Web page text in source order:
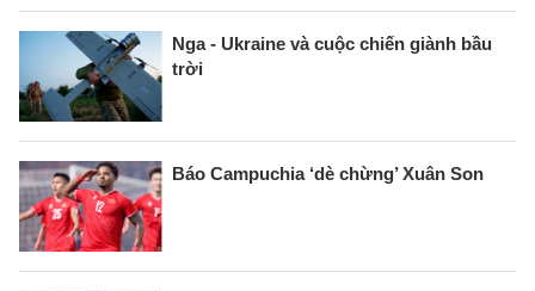
Nga - Ukraine và cuộc chiến giành bầu
trời
Báo Campuchia ‘dè chừng’ Xuân Son